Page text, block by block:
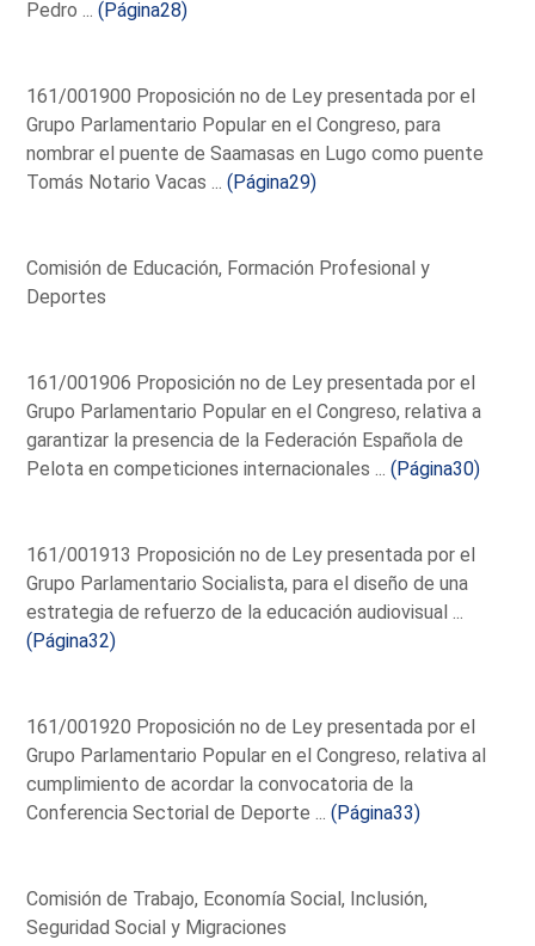
Pedro ...(Página28)
161/001900 Proposición no de Ley presentada por el
Grupo Parlamentario Popular en el Congreso, para
nombrar el puente de Saamasas en Lugo como puente
Tomás Notario Vacas ...(Página29)
Comisión de Educación, Formación Profesional y
Deportes
161/001906 Proposición no de Ley presentada por el
Grupo Parlamentario Popular en el Congreso, relativa a
garantizar la presencia de la Federación Española de
Pelota en competiciones internacionales ...(Página30)
161/001913 Proposición no de Ley presentada por el
Grupo Parlamentario Socialista, para el diseño de una
estrategia de refuerzo de la educación audiovisual ...
(Página32)
161/001920 Proposición no de Ley presentada por el
Grupo Parlamentario Popular en el Congreso, relativa al
cumplimiento de acordar la convocatoria de la
Conferencia Sectorial de Deporte ...(Página33)
Comisión de Trabajo, Economía Social, Inclusión,
Seguridad Social y Migraciones